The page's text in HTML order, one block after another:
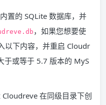
置的 SQLite 数据库，并
，如果您想要使
以下内容，并重启 Cloudr
于或等于 5.7 版本的 MyS
在同级目录下创